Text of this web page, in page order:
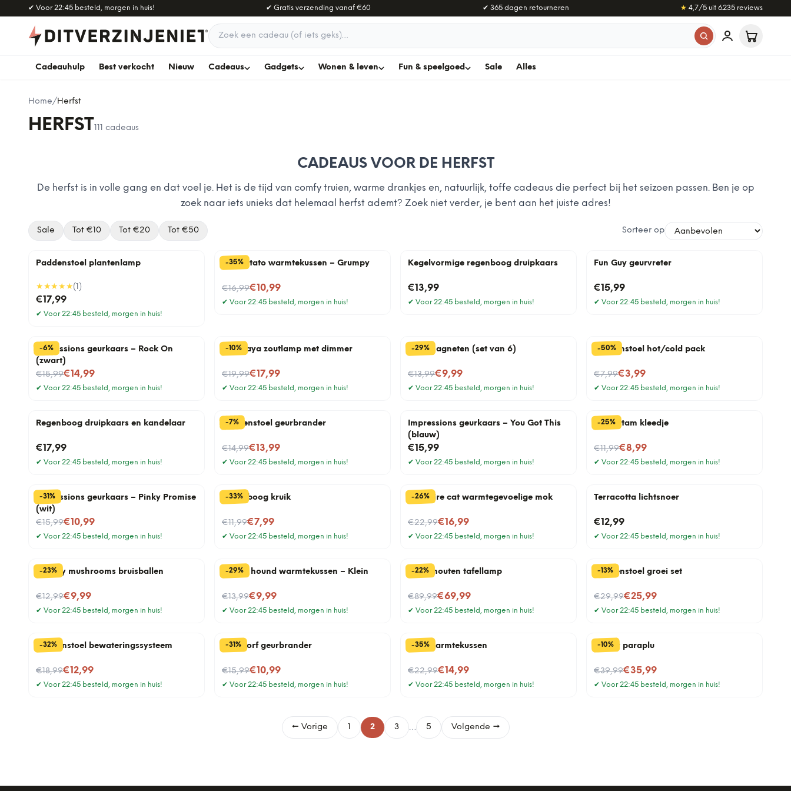
Naar hoofdinhoud
✔ Voor 22:45 besteld, morgen in huis! ✔ Gratis verzending vanaf€60 ✔ 365 dagen retourneren ★ 4,7/5 uit 6.235reviews
Zoek een cadeau
Cadeauhulp Best verkocht Nieuw Cadeaus Gadgets Wonen & leven Fun & speelgoed Sale Alles
Home/Herfst
HERFST111 cadeaus
CADEAUS VOOR DE HERFST
De herfst is in volle gang en dat voel je. Het is de tijd van comfy truien, warme drankjes en, natuurlijk, toffe cadeaus die perfect bij het seizoen passen. Ben je op
zoek naar iets unieks dat helemaal herfst ademt? Zoek niet verder, je bent aan het juiste adres!
Sale Tot €10 Tot €20 Tot €50 Sorteer op
Paddenstoel plantenlamp
★★★★★( 1 )
€17,99
✔ Voor 22:45 besteld, morgen in huis!
-35%
Hot potato warmtekussen – Grumpy
€16,99
Nu voor€10,99
✔ Voor 22:45 besteld, morgen in huis!
Kegelvormige regenboog druipkaars
€13,99
✔ Voor 22:45 besteld, morgen in huis!
Fun Guy geurvreter
€15,99
✔ Voor 22:45 besteld, morgen in huis!
-6%
Impressions geurkaars – Rock On
(zwart)
€15,99
Nu voor€14,99
✔ Voor 22:45 besteld, morgen in huis!
-10%
Himalaya zoutlamp met dimmer
€19,99
Nu voor€17,99
✔ Voor 22:45 besteld, morgen in huis!
-29%
Blad magneten (set van 6)
€13,99
Nu voor€9,99
✔ Voor 22:45 besteld, morgen in huis!
-50%
Paddenstoel hot/cold pack
€7,99
Nu voor€3,99
✔ Voor 22:45 besteld, morgen in huis!
Regenboog druipkaars en kandelaar
€17,99
✔ Voor 22:45 besteld, morgen in huis!
-7%
Paddenstoel geurbrander
€14,99
Nu voor€13,99
✔ Voor 22:45 besteld, morgen in huis!
Impressions geurkaars – You Got This
(blauw)
€15,99
✔ Voor 22:45 besteld, morgen in huis!
-25%
Boomstam kleedje
€11,99
Nu voor€8,99
✔ Voor 22:45 besteld, morgen in huis!
-31%
Impressions geurkaars – Pinky Promise
(wit)
€15,99
Nu voor€10,99
✔ Voor 22:45 besteld, morgen in huis!
-33%
Regenboog kruik
€11,99
Nu voor€7,99
✔ Voor 22:45 besteld, morgen in huis!
-26%
Cheshire cat warmtegevoelige mok
€22,99
Nu voor€16,99
✔ Voor 22:45 besteld, morgen in huis!
Terracotta lichtsnoer
€12,99
✔ Voor 22:45 besteld, morgen in huis!
-23%
Groovy mushrooms bruisballen
€12,99
Nu voor€9,99
✔ Voor 22:45 besteld, morgen in huis!
-29%
Basset hound warmtekussen – Klein
€13,99
Nu voor€9,99
✔ Voor 22:45 besteld, morgen in huis!
-22%
Mens houten tafellamp
€89,99
Nu voor€69,99
✔ Voor 22:45 besteld, morgen in huis!
-13%
Paddenstoel groei set
€29,99
Nu voor€25,99
✔ Voor 22:45 besteld, morgen in huis!
-32%
Paddenstoel bewateringssysteem
€18,99
Nu voor€12,99
✔ Voor 22:45 besteld, morgen in huis!
-31%
Bijenkorf geurbrander
€15,99
Nu voor€10,99
✔ Voor 22:45 besteld, morgen in huis!
-35%
Hart warmtekussen
€22,99
Nu voor€14,99
✔ Voor 22:45 besteld, morgen in huis!
-10%
Smiley paraplu
€39,99
Nu voor€35,99
✔ Voor 22:45 besteld, morgen in huis!
← Vorige 1 2 3 … 5 Volgende →